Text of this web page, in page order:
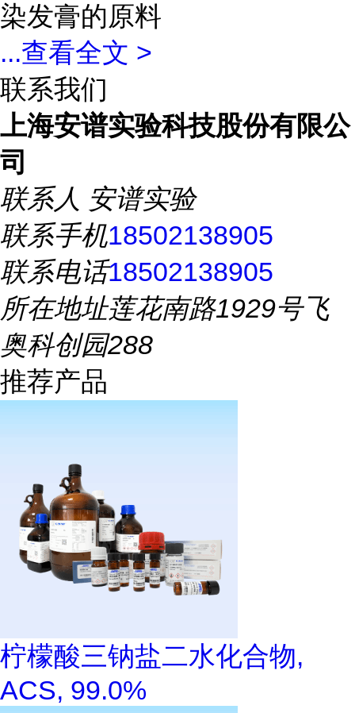
染发膏的原料
...查看全文 >
联系我们
上海安谱实验科技股份有限公
司
联系人 安谱实验
联系手机18502138905
联系电话18502138905
所在地址莲花南路1929号飞
奥科创园288
推荐产品
柠檬酸三钠盐二水化合物,
ACS, 99.0%